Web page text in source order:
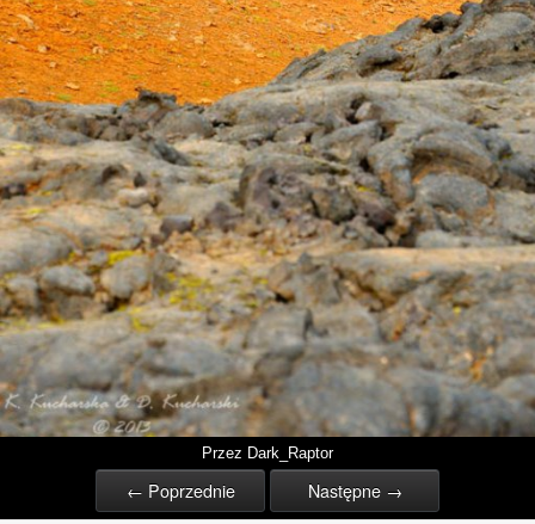
Przez Dark_Raptor
← Poprzednie Następne →